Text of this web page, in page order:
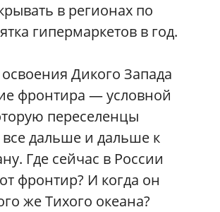
в регионах по
гипермаркетов в год.
Дикого Запада
фронтира — условной
переселенцы
дальше и дальше к
Где сейчас в России
фронтир? И когда он
же Тихого океана?